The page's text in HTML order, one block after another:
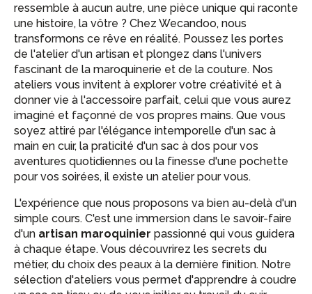
ressemble à aucun autre, une pièce unique qui raconte
une histoire, la vôtre ? Chez Wecandoo, nous
transformons ce rêve en réalité. Poussez les portes
de l'atelier d'un artisan et plongez dans l'univers
fascinant de la maroquinerie et de la couture. Nos
ateliers vous invitent à explorer votre créativité et à
donner vie à l'accessoire parfait, celui que vous aurez
imaginé et façonné de vos propres mains. Que vous
soyez attiré par l'élégance intemporelle d'un sac à
main en cuir, la praticité d'un sac à dos pour vos
aventures quotidiennes ou la finesse d'une pochette
pour vos soirées, il existe un atelier pour vous.
L'expérience que nous proposons va bien au-delà d'un
simple cours. C'est une immersion dans le savoir-faire
d'un artisan maroquinier passionné qui vous guidera
à chaque étape. Vous découvrirez les secrets du
métier, du choix des peaux à la dernière finition. Notre
sélection d'ateliers vous permet d'apprendre à coudre